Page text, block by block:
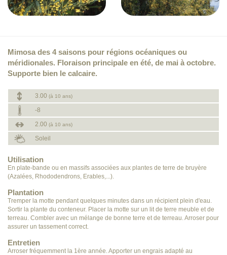
Mimosa des 4 saisons pour régions océaniques ou
méridionales. Floraison principale en été, de mai à octobre.
Supporte bien le calcaire.
3.00 (à 10 ans)
-8
2.00 (à 10 ans)
Soleil
Utilisation
En plate-bande ou en massifs associées aux plantes de terre de bruyère
(Azalées, Rhododendrons, Erables,...).
Plantation
Tremper la motte pendant quelques minutes dans un récipient plein d'eau.
Sortir la plante du conteneur. Placer la motte sur un lit de terre meuble et de
terreau. Combler avec un mélange de bonne terre et de terreau. Arroser pour
assurer un tassement correct.
Entretien
Arroser fréquemment la 1ère année. Apporter un engrais adapté au